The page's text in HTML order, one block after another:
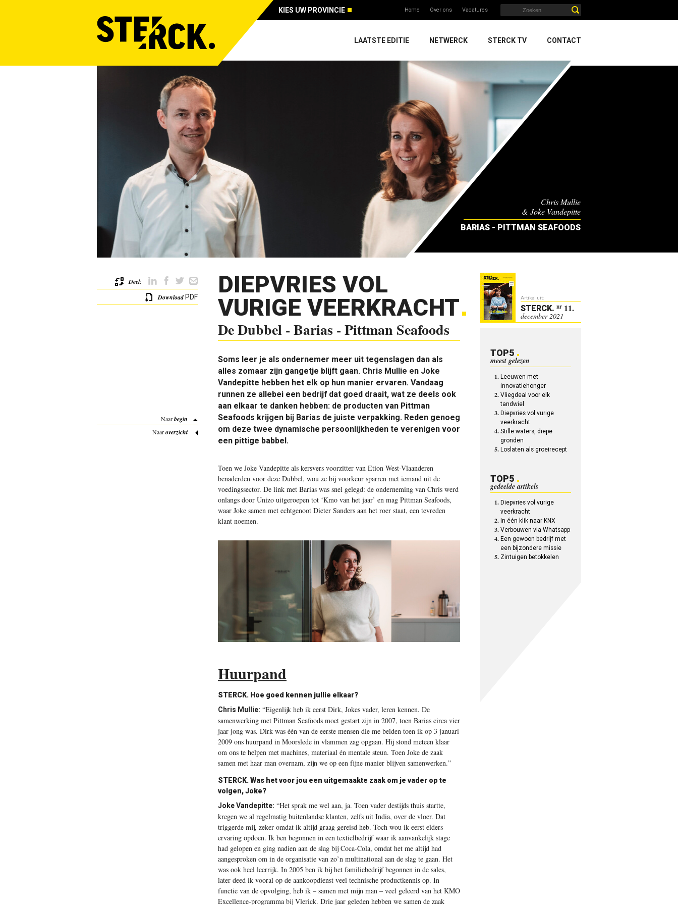
KIES UW PROVINCIE Home Over ons Vacatures
LAATSTE EDITIE NETWERCK STERCK TV CONTACT
Chris Mullie
& Joke Vandepitte
BARIAS - PITTMAN SEAFOODS
DIEPVRIES VOL
VURIGE VEERKRACHT
De Dubbel - Barias - Pittman Seafoods
Soms leer je als ondernemer meer uit tegenslagen dan als
alles zomaar zijn gangetje blijft gaan. Chris Mullie en Joke
Vandepitte hebben het elk op hun manier ervaren. Vandaag
runnen ze allebei een bedrijf dat goed draait, wat ze deels ook
aan elkaar te danken hebben: de producten van Pittman
Seafoods krijgen bij Barias de juiste verpakking. Reden genoeg
om deze twee dynamische persoonlijkheden te verenigen voor
een pittige babbel.
Toen we Joke Vandepitte als kersvers voorzitter van Etion West-Vlaanderen
benaderden voor deze Dubbel, wou ze bij voorkeur sparren met iemand uit de
voedingssector. De link met Barias was snel gelegd: de onderneming van Chris werd
onlangs door Unizo uitgeroepen tot ‘Kmo van het jaar’ en mag Pittman Seafoods,
waar Joke samen met echtgenoot Dieter Sanders aan het roer staat, een tevreden
klant noemen.
Huurpand
STERCK. Hoe goed kennen jullie elkaar?
Chris Mullie: “Eigenlijk heb ik eerst Dirk, Jokes vader, leren kennen. De
samenwerking met Pittman Seafoods moet gestart zijn in 2007, toen Barias circa vier
jaar jong was. Dirk was één van de eerste mensen die me belden toen ik op 3 januari
2009 ons huurpand in Moorslede in vlammen zag opgaan. Hij stond meteen klaar
om ons te helpen met machines, materiaal én mentale steun. Toen Joke de zaak
samen met haar man overnam, zijn we op een fijne manier blijven samenwerken.”
STERCK. Was het voor jou een uitgemaakte zaak om je vader op te
volgen, Joke?
Joke Vandepitte: “Het sprak me wel aan, ja. Toen vader destijds thuis startte,
kregen we al regelmatig buitenlandse klanten, zelfs uit India, over de vloer. Dat
triggerde mij, zeker omdat ik altijd graag gereisd heb. Toch wou ik eerst elders
ervaring opdoen. Ik ben begonnen in een textielbedrijf waar ik aanvankelijk stage
had gelopen en ging nadien aan de slag bij Coca-Cola, omdat het me altijd had
aangesproken om in de organisatie van zo’n multinational aan de slag te gaan. Het
was ook heel leerrijk. In 2005 ben ik bij het familiebedrijf begonnen in de sales,
later deed ik vooral op de aankoopdienst veel technische productkennis op. In
functie van de opvolging, heb ik – samen met mijn man – veel geleerd van het KMO
Excellence-programma bij Vlerick. Drie jaar geleden hebben we samen de zaak
Deel:
DownloadPDF
Naarbegin
Naaroverzicht
Artikel uit:
STERCK. nr 11.
december 2021
TOP5
meest gelezen
Leeuwen met
innovatiehonger
Vliegdeal voor elk
tandwiel
Diepvries vol vurige
veerkracht
Stille waters, diepe
gronden
Loslaten als groeirecept
TOP5
gedeelde artikels
Diepvries vol vurige
veerkracht
In één klik naar KNX
Verbouwen via Whatsapp
Een gewoon bedrijf met
een bijzondere missie
Zintuigen betokkelen